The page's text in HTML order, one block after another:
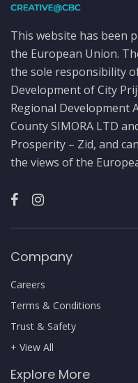
This website has been
the European Union.
the sole responsibility
Development of City
Regional Development
County SIMORA LTD
Prosperity – Zid, and
the views of the
Company
Careers
Terms & Conditions
Trust & Safety
+ View All
Explore More